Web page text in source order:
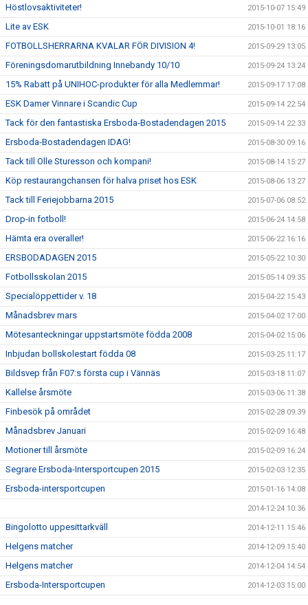
Höstlovsaktiviteter! 2015-10-07 15:49
Lite av ESK 2015-10-01 18:16
FOTBOLLSHERRARNA KVALAR FÖR DIVISION 4! 2015-09-29 13:05
Föreningsdomarutbildning Innebandy 10/10 2015-09-24 13:24
15% Rabatt på UNIHOC-produkter för alla Medlemmar! 2015-09-17 17:08
ESK Damer Vinnare i Scandic Cup 2015-09-14 22:54
Tack för den fantastiska Ersboda-Bostadendagen 2015 2015-09-14 22:33
Ersboda-Bostadendagen IDAG! 2015-08-30 09:16
Tack till Olle Sturesson och kompani! 2015-08-14 15:27
Köp restaurangchansen för halva priset hos ESK 2015-08-06 13:27
Tack till Feriejobbarna 2015 2015-07-06 08:52
Drop-in fotboll! 2015-06-24 14:58
Hämta era overaller! 2015-06-22 16:16
ERSBODADAGEN 2015 2015-05-22 10:30
Fotbollsskolan 2015 2015-05-14 09:35
Specialöppettider v. 18 2015-04-22 15:43
Månadsbrev mars 2015-04-02 17:00
Mötesanteckningar uppstartsmöte födda 2008 2015-04-02 15:06
Inbjudan bollskolestart födda 08 2015-03-25 11:17
Bildsvep från F07:s första cup i Vännäs 2015-03-18 11:07
Kallelse årsmöte 2015-03-06 11:38
Finbesök på området 2015-02-28 09:39
Månadsbrev Januari 2015-02-09 16:48
Motioner till årsmöte 2015-02-09 16:24
Segrare Ersboda-Intersportcupen 2015 2015-02-03 12:35
Ersboda-intersportcupen 2015-01-16 14:08
2014-12-24 10:36
Bingolotto uppesittarkväll 2014-12-11 15:46
Helgens matcher 2014-12-09 15:40
Helgens matcher 2014-12-04 14:54
Ersboda-Intersportcupen 2014-12-03 15:00